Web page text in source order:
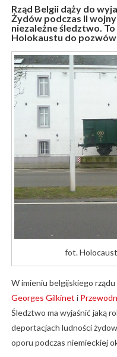
Rząd Belgii dąży do
Żydów podczas II
niezależne śledztwo. To
Holokaustu do
fot.
W imieniu belgijskiego
Georges Gilkinet i
Śledztwo ma wyjaśnić jaką
deportacjach ludności
oporu podczas niemieckiej